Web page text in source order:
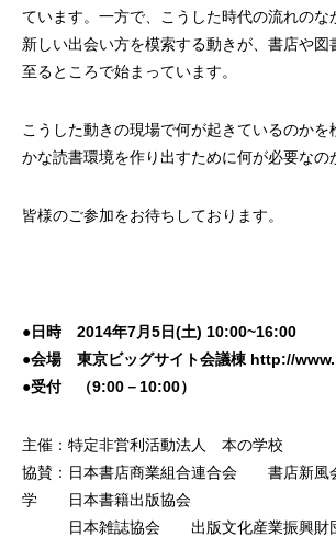
ています。一方で、こうした時代の流れのな
新しい出会い方を模索する動きが、書店や図
至るところで始まっています。
こうした動きの現場で何が起きているのかを
かな読書環境を作り出すために何が必要なの
皆様のご参加をお待ちしております。
●日時 2014年7月5日(土) 10:00~16:00
●会場 東京ビッグサイト会議棟 http://
●受付 （9:00－10:00）
主催：特定非営利活動法人 本の学校
協賛：日本書店商業組合連合会 書店新
学 日本書籍出版協会
日本雑誌協会 出版文化産業振興財